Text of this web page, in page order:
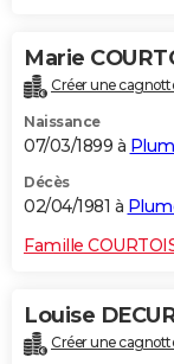
Marie
Créer une
Naissance
07/03/1899 à
Décès
02/04/1981 à
Famille
Louise
Créer une